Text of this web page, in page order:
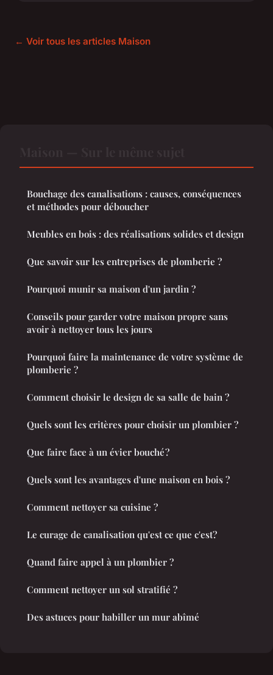
← Voir tous les articles Maison
Bouchage des canalisations : causes, conséquences
et méthodes pour déboucher
Meubles en bois : des réalisations solides et design
Que savoir sur les entreprises de plomberie ?
Pourquoi munir sa maison d'un jardin ?
Conseils pour garder votre maison propre sans
avoir à nettoyer tous les jours
Pourquoi faire la maintenance de votre système de
plomberie ?
Comment choisir le design de sa salle de bain ?
Quels sont les critères pour choisir un plombier ?
Que faire face à un évier bouché ?
Quels sont les avantages d'une maison en bois ?
Comment nettoyer sa cuisine ?
Le curage de canalisation qu'est ce que c'est?
Quand faire appel à un plombier ?
Comment nettoyer un sol stratifié ?
Des astuces pour habiller un mur abîmé